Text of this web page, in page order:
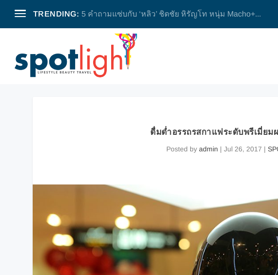
TRENDING: กิตติ อัตถกิจมงคล ชีวิตรื่นรมย์เบื้องหลัง ‘ชานไม้ชายเขา...
ดื่มด่ำอรรถรสกาแฟระดับพรีเมี่ย
Posted by admin | Jul 26, 2017 |